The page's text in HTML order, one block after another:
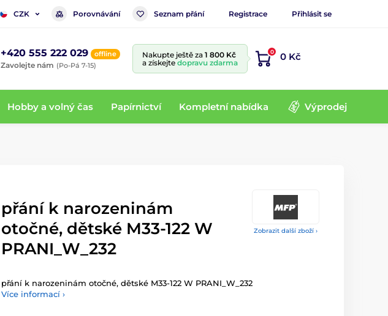
CZK Porovnávání Seznam přání Registrace Přihlásit se
+420 555 222 029 offline
Zavolejte nám (Po-Pá 7-15)
Nakupte ještě za 1 800 Kč
a získejte dopravu zdarma
0 0 Kč
Hobby a volný čas Papírnictví Kompletní nabídka Výprodej
Zobrazit další zboží ›
přání k narozeninám
otočné, dětské M33-122 W
PRANI_W_232
přání k narozeninám otočné, dětské M33-122 W PRANI_W_232
Více informací ›